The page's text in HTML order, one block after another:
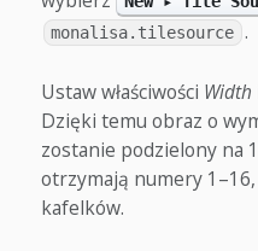
monalisa.tilesource .
Ustaw właściwości Width
Dzięki temu obraz o
zostanie podzielony na
otrzymają numery
kafelków.